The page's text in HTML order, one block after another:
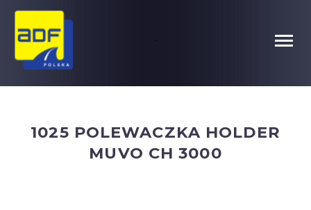
.
1025 POLEWACZKA HOLDER
MUVO CH 3000